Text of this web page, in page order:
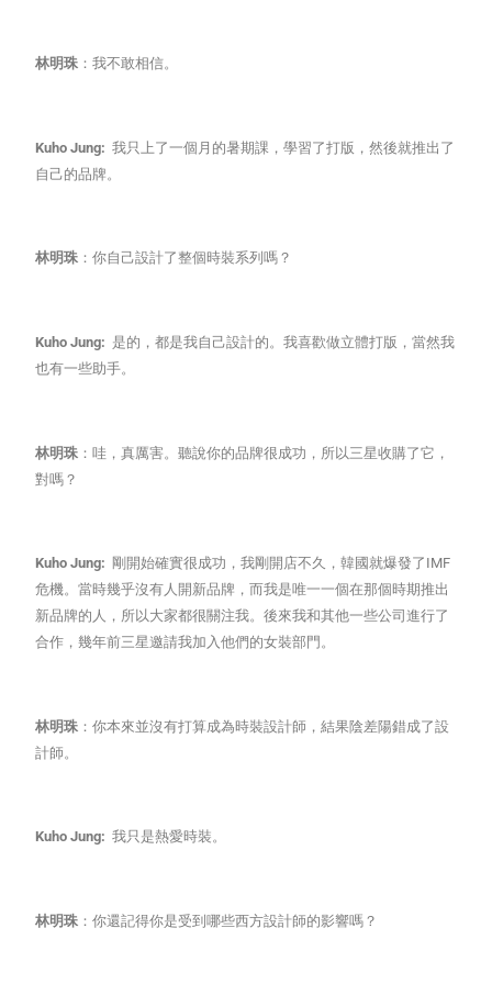
林明珠 ：我不敢相信。
Kuho Jung: 我只上了一個月的暑期課，學習了打版，然後就推出了
自己的品牌。
林明珠 ：你自己設計了整個時裝系列嗎？
Kuho Jung: 是的，都是我自己設計的。我喜歡做立體打版，當然我
也有一些助手。
林明珠 ：哇，真厲害。聽說你的品牌很成功，所以三星收購了它，
對嗎？
Kuho Jung: 剛開始確實很成功，我剛開店不久，韓國就爆發了IMF
危機。當時幾乎沒有人開新品牌，而我是唯一一個在那個時期推出
新品牌的人，所以大家都很關注我。後來我和其他一些公司進行了
合作，幾年前三星邀請我加入他們的女裝部門。
林明珠 ：你本來並沒有打算成為時裝設計師，結果陰差陽錯成了設
計師。
Kuho Jung: 我只是熱愛時裝。
林明珠 ：你還記得你是受到哪些西方設計師的影響嗎？